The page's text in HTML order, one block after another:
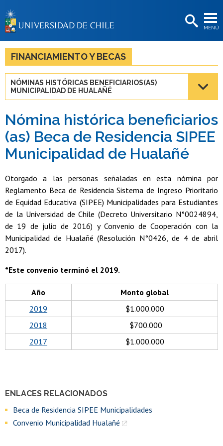
MENÚ
BIBLIOTECAS
LA UNIVERSIDAD
Estudiantes
Funcionarias/os
Egresadas/os
FINANCIAMIENTO Y BECAS
NÓMINAS HISTÓRICAS BENEFICIARIOS(AS)
MUNICIPALIDAD DE HUALAÑÉ
Nómina histórica beneficiarios
(as) Beca de Residencia SIPEE
Municipalidad de Hualañé
ENLACES RELACIONADOS
Beca de Residencia SIPEE Municipalidades
Convenio Municipalidad Hualañé
Otorgado a las personas señaladas en esta nómina por
Reglamento Beca de Residencia Sistema de Ingreso Prioritario
de Equidad Educativa (SIPEE) Municipalidades para Estudiantes
de la Universidad de Chile (Decreto Universitario N°0024894,
de 19 de julio de 2016) y Convenio de Cooperación con la
Municipalidad de Hualañé (Resolución N°0426, de 4 de abril
2017).
*Este convenio terminó el 2019.
Año
Monto global
2019
$1.000.000
2018
$700.000
2017
$1.000.000